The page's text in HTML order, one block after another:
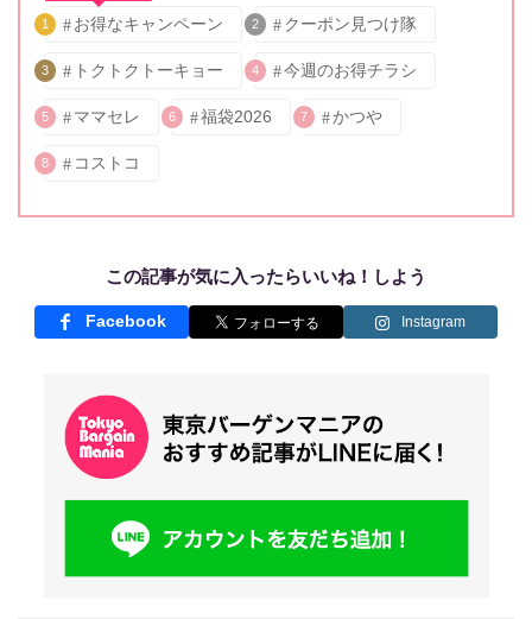
1 お得なキャンペーン 2 クーポン見つけ隊
3 トクトクトーキョー 4 今週のお得チラシ
5 ママセレ 6 福袋2026 7 かつや
8 コストコ
この記事が気に入ったらいいね！しよう
Facebook Instagram